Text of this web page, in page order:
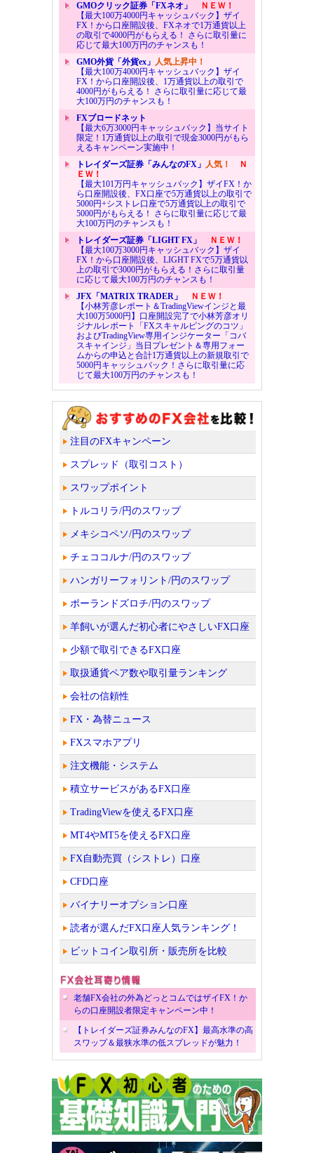
GMOクリック証券「FXネオ」
ＮＥＷ！
【最大100万4000円キャッシュバック】ザイ
FX！から口座開設後、FXネオで1万通貨以上
の取引で4000円がもらえる！ さらに取引量に
応じて最大100万円のチャンスも！
GMO外貨「外貨ex」 人気上昇中！
【最大100万4000円キャッシュバック】ザイ
FX！から口座開設後、1万通貨以上の取引で
4000円がもらえる！ さらに取引量に応じて最
大100万円のチャンスも！
FXブロードネット
【最大6万3000円キャッシュバック】当サイト
限定！1万通貨以上の取引で現金3000円がもら
えるキャンペーン実施中！
トレイダーズ証券「みんなのFX」 人気！
Ｎ
ＥＷ！
【最大101万円キャッシュバック】ザイFX！か
ら口座開設後、FX口座で5万通貨以上の取引で
5000円+シストレ口座で5万通貨以上の取引で
5000円がもらえる！ さらに取引量に応じて最
大100万円のチャンスも！
トレイダーズ証券「LIGHT FX」
ＮＥＷ！
【最大100万3000円キャッシュバック】ザイ
FX！から口座開設後、LIGHT FXで5万通貨以
上の取引で3000円がもらえる！さらに取引量
に応じて最大100万円のチャンスも！
JFX「MATRIX TRADER」
ＮＥＷ！
【小林芳彦レポート＆TradingViewインジと最
大100万5000円】口座開設完了で小林芳彦オリ
ジナルレポート「FXスキャルピングのコツ」
およびTradingView専用インジケーター「コバ
スキャインジ」当日プレゼント＆専用フォー
ムからの申込と合計1万通貨以上の新規取引で
5000円キャッシュバック！さらに取引量に応
じて最大100万円のチャンスも！
注目のFXキャンペーン
スプレッド（取引コスト）
スワップポイント
トルコリラ/円のスワップ
メキシコペソ/円のスワップ
チェココルナ/円のスワップ
ハンガリーフォリント/円のスワップ
ポーランドズロチ/円のスワップ
羊飼いが選んだ初心者にやさしいFX口座
少額で取引できるFX口座
取扱通貨ペア数や取引量ランキング
会社の信頼性
FX・為替ニュース
FXスマホアプリ
注文機能・システム
積立サービスがあるFX口座
TradingViewを使えるFX口座
MT4やMT5を使えるFX口座
FX自動売買（シストレ）口座
CFD口座
バイナリーオプション口座
読者が選んだFX口座人気ランキング！
ビットコイン取引所・販売所を比較
老舗FX会社の外為どっとコムではザイFX！か
らの口座開設者限定キャンペーン中！
【トレイダーズ証券みんなのFX】最高水準の高
スワップ＆最狭水準の低スプレッドが魅力！